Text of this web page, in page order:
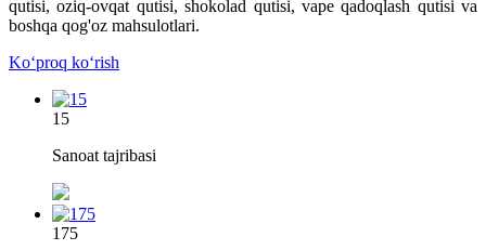
qutisi, oziq-ovqat qutisi, shokolad qutisi, vape qadoqlash qutisi va
boshqa qog'oz mahsulotlari.
Koʻproq koʻrish
15
Sanoat tajribasi
175